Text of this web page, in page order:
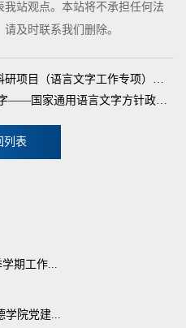
站观点。本站将不承担任何法
及时联系我们删除。
上一篇：关于公布2024年度校级科研项目（语言文字工作专项）立项结果的通知
下一篇：关注丨讲普通话 用规范字——国家通用语言文字方针政策、法律法规知识
列表
期工作...
学院党建...